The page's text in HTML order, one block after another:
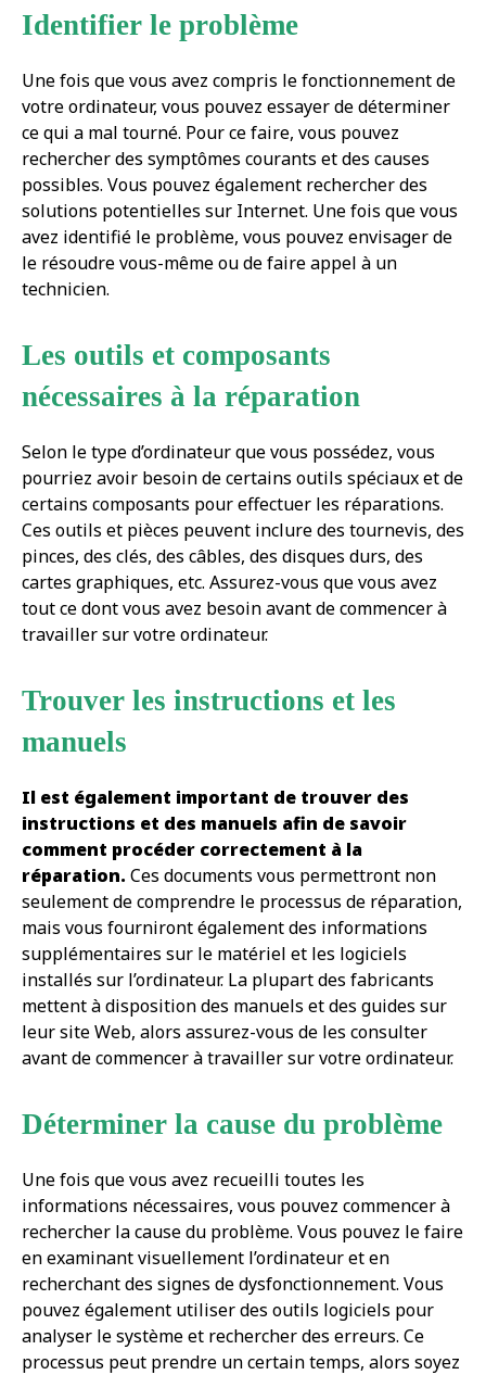
Identifier le problème
Une fois que vous avez compris le fonctionnement de
votre ordinateur, vous pouvez essayer de déterminer
ce qui a mal tourné. Pour ce faire, vous pouvez
rechercher des symptômes courants et des causes
possibles. Vous pouvez également rechercher des
solutions potentielles sur Internet. Une fois que vous
avez identifié le problème, vous pouvez envisager de
le résoudre vous-même ou de faire appel à un
technicien.
Les outils et composants
nécessaires à la réparation
Selon le type d’ordinateur que vous possédez, vous
pourriez avoir besoin de certains outils spéciaux et de
certains composants pour effectuer les réparations.
Ces outils et pièces peuvent inclure des tournevis, des
pinces, des clés, des câbles, des disques durs, des
cartes graphiques, etc. Assurez-vous que vous avez
tout ce dont vous avez besoin avant de commencer à
travailler sur votre ordinateur.
Trouver les instructions et les
manuels
Il est également important de trouver des
instructions et des manuels afin de savoir
comment procéder correctement à la
réparation. Ces documents vous permettront non
seulement de comprendre le processus de réparation,
mais vous fourniront également des informations
supplémentaires sur le matériel et les logiciels
installés sur l’ordinateur. La plupart des fabricants
mettent à disposition des manuels et des guides sur
leur site Web, alors assurez-vous de les consulter
avant de commencer à travailler sur votre ordinateur.
Déterminer la cause du problème
Une fois que vous avez recueilli toutes les
informations nécessaires, vous pouvez commencer à
rechercher la cause du problème. Vous pouvez le faire
en examinant visuellement l’ordinateur et en
recherchant des signes de dysfonctionnement. Vous
pouvez également utiliser des outils logiciels pour
analyser le système et rechercher des erreurs. Ce
processus peut prendre un certain temps, alors soyez